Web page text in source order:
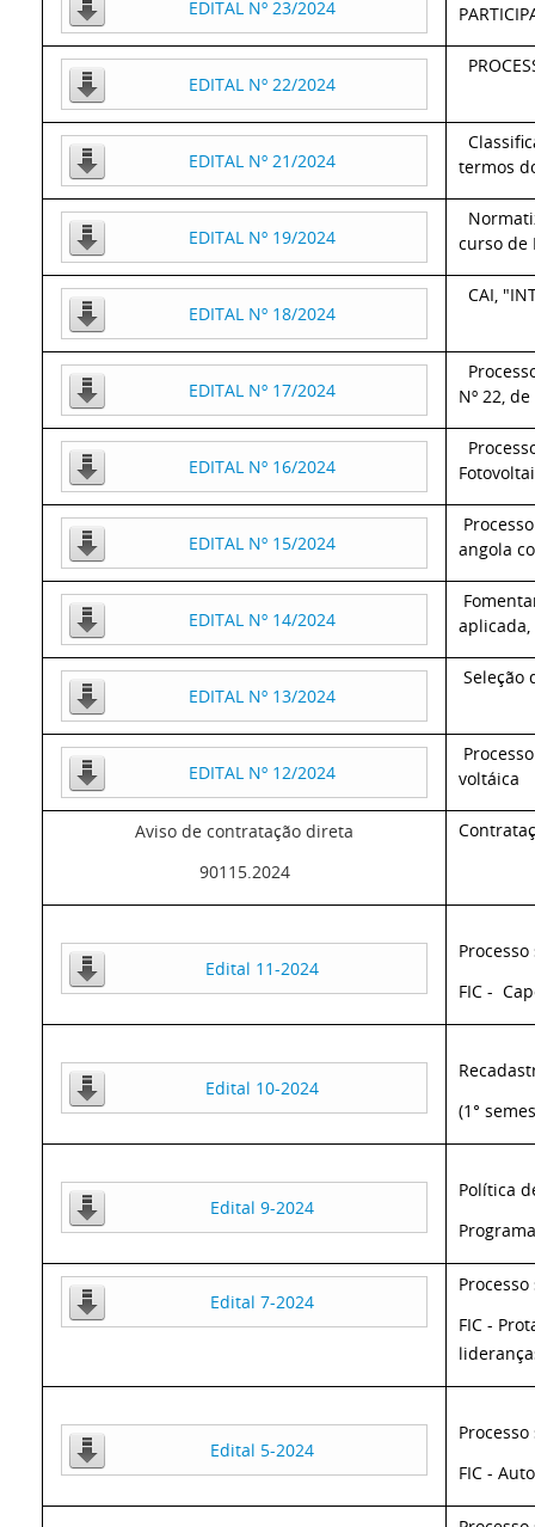
EDITAL Nº 23/2024
EDITAL Nº 22/2024
EDITAL Nº 21/2024
C
termos
EDITAL Nº 19/2024
N
curso de
EDITAL Nº 18/2024
CAI,
EDITAL Nº 17/2024
Nº 22,
EDITAL Nº 16/2024
EDITAL Nº 15/2024
angola
EDITAL Nº 14/2024
F
EDITAL Nº 13/2024
Seleção
EDITAL Nº 12/2024
voltáica
Aviso de contratação direta
90115.2024
Edital 11-2024
FIC -
Edital 10-2024
(1°
Edital 9-2024
Política
Edital 7-2024
FIC -
Edital 5-2024
FIC -